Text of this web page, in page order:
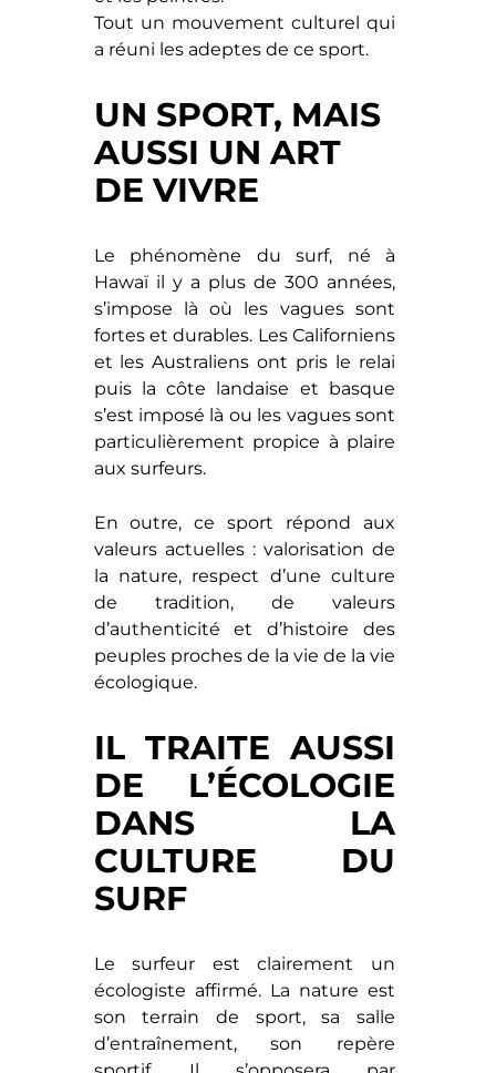
Tout un mouvement culturel qui
a réuni les adeptes de ce sport.
UN SPORT, MAIS
AUSSI UN ART
DE VIVRE
Le phénomène du surf, né à
Hawaï il y a plus de 300 années,
s’impose là où les vagues sont
fortes et durables. Les Californiens
et les Australiens ont pris le relai
puis la côte landaise et basque
s’est imposé là ou les vagues sont
particulièrement propice à plaire
aux surfeurs.
En outre, ce sport répond aux
valeurs actuelles : valorisation de
la nature, respect d’une culture
de tradition, de valeurs
d’authenticité et d’histoire des
peuples proches de la vie de la vie
écologique.
IL TRAITE AUSSI
DE L’ÉCOLOGIE
DANS LA
CULTURE DU
SURF
Le surfeur est clairement un
écologiste affirmé. La nature est
son terrain de sport, sa salle
d’entraînement, son repère